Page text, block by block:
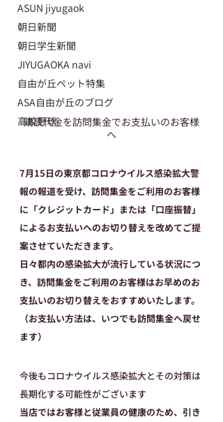
ASUN jiyugaok
朝日新聞
朝日学生新聞
JIYUGAOKA navi
自由が丘ペット特集
ASA自由が丘のブログ
高校野球
購読代金を訪問集金でお支払いのお客様
へ
7月15日の東京都コロナウイルス感染拡大警
報の報道を受け、訪問集金をご利用のお客様
に「クレジットカード」または「口座振替」
によるお支払いへのお切り替えを改めてご提
案させていただきます。
日々都内の感染拡大が流行している状況につ
き、訪問集金をご利用のお客様はお早めのお
支払いのお切り替えをおすすめいたします。
（お支払い方法は、いつでも訪問集金へ戻せ
ます）
今後もコロナウイルス感染拡大とその対策は
長期化する可能性がございます
当店ではお客様と従業員の健康のため、引き